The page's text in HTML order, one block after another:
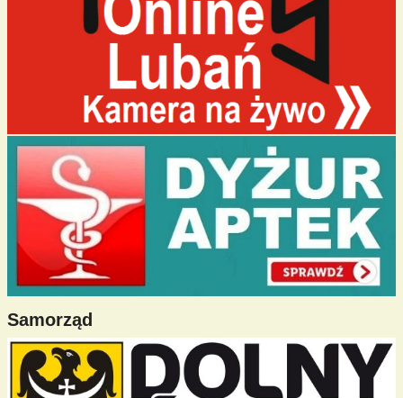
Samorząd